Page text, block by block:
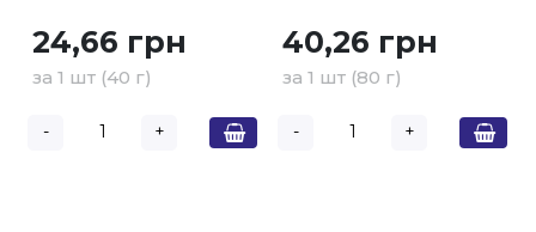
24,66 грн
за 1 шт (40 г)
- +
40,26 грн
за 1 шт (80 г)
- +